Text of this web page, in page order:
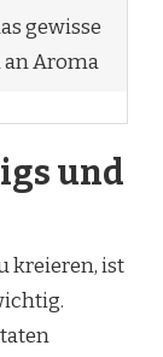
gewisse
an Aroma
und
kreieren, ist